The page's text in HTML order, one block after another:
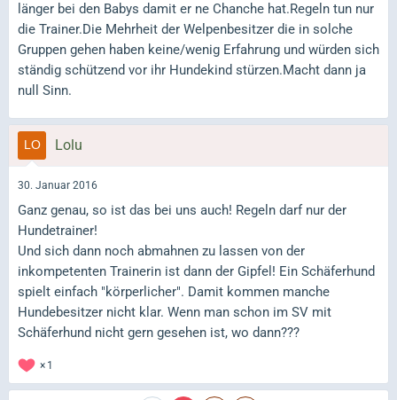
länger bei den Babys damit er ne Chanche hat.Regeln tun nur
die Trainer.Die Mehrheit der Welpenbesitzer die in solche
Gruppen gehen haben keine/wenig Erfahrung und würden sich
ständig schützend vor ihr Hundekind stürzen.Macht dann ja
null Sinn.
Lolu
30. Januar 2016
Ganz genau, so ist das bei uns auch! Regeln darf nur der
Hundetrainer!
Und sich dann noch abmahnen zu lassen von der
inkompetenten Trainerin ist dann der Gipfel! Ein Schäferhund
spielt einfach "körperlicher". Damit kommen manche
Hundebesitzer nicht klar. Wenn man schon im SV mit
Schäferhund nicht gern gesehen ist, wo dann???
1